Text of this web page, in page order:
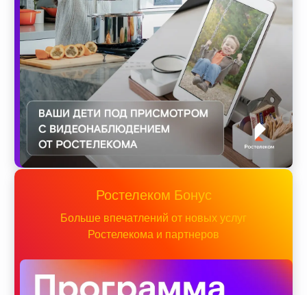
Ростелеком Бонус
Больше впечатлений от новых услуг
Ростелекома и партнеров